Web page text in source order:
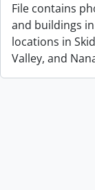
File contains
and buildings
locations in
Valley, and